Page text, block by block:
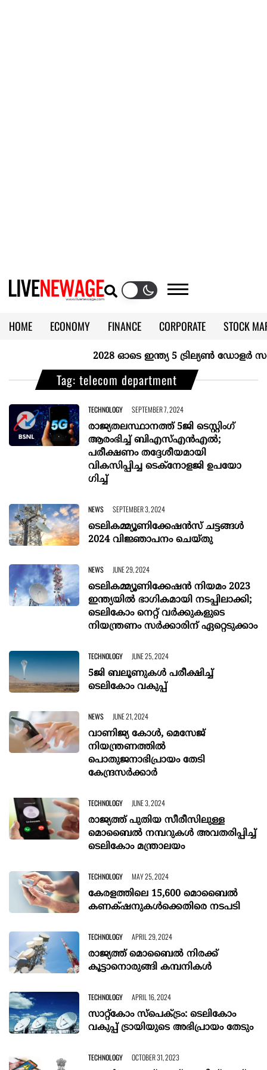
HOME ECONOMY FINANCE CORPORATE
STOCK
KERALA @70
2028 ഓടെ ഇന്ത്യ 5 ട്രില്യണ്‍ ഡോളര്‍
Tag: telecom department
TECHNOLOGY SEPTEMBER 7, 2024
രാജ്യതലസ്ഥാനത്ത് 5ജി ടെസ്റ്റിംഗ്
ആരംഭിച്ച് ബിഎസ്എൻഎൽ;
പരീക്ഷണം തദ്ദേശീയമായി
വികസിപ്പിച്ച ടെക്നോളജി ഉപയോ​
ഗിച്ച്
NEWS SEPTEMBER 3, 2024
ടെലികമ്മ്യൂണിക്കേഷൻസ് ചട്ടങ്ങൾ
2024 വിജ്ഞാപനം ചെയ്തു
NEWS JUNE 29, 2024
ടെലികമ്മ്യൂണിക്കേഷന്‍ നിയമം 2023
ഇന്ത്യയിൽ ഭാഗികമായി നടപ്പിലാക്കി;
ടെലികോം നെറ്റ് വര്‍ക്കുകളുടെ
നിയന്ത്രണം സര്‍ക്കാരിന് ഏറ്റെടുക്കാം
TECHNOLOGY JUNE 25, 2024
5ജി ബലൂണുകൾ പരീക്ഷിച്ച്
ടെലികോം വകുപ്പ്
NEWS JUNE 21, 2024
വാണിജ്യ കോൾ, മെസേജ്
നിയന്ത്രണത്തിൽ
പൊതുജനാഭിപ്രായം തേടി
കേന്ദ്രസർക്കാർ
TECHNOLOGY JUNE 3, 2024
രാജ്യത്ത് പുതിയ സീരീസിലുള്ള
മൊബൈല്‍ നമ്പറുകള്‍ അവതരിപ്പിച്ച്
ടെലികോം മന്ത്രാലയം
TECHNOLOGY MAY 25, 2024
കേരളത്തിലെ 15,600 മൊബൈൽ
കണക‍്ഷനുകൾക്കെതിരെ നടപടി
TECHNOLOGY APRIL 29, 2024
രാജ്യത്ത് മൊബൈൽ നിരക്ക്
കൂട്ടാനൊരുങ്ങി കമ്പനികൾ
TECHNOLOGY APRIL 16, 2024
സാറ്റ്‌കോം സ്‌പെക്‌ട്രം: ടെലികോം
വകുപ്പ് ട്രായിയുടെ അഭിപ്രായം തേടും
TECHNOLOGY OCTOBER 31, 2023